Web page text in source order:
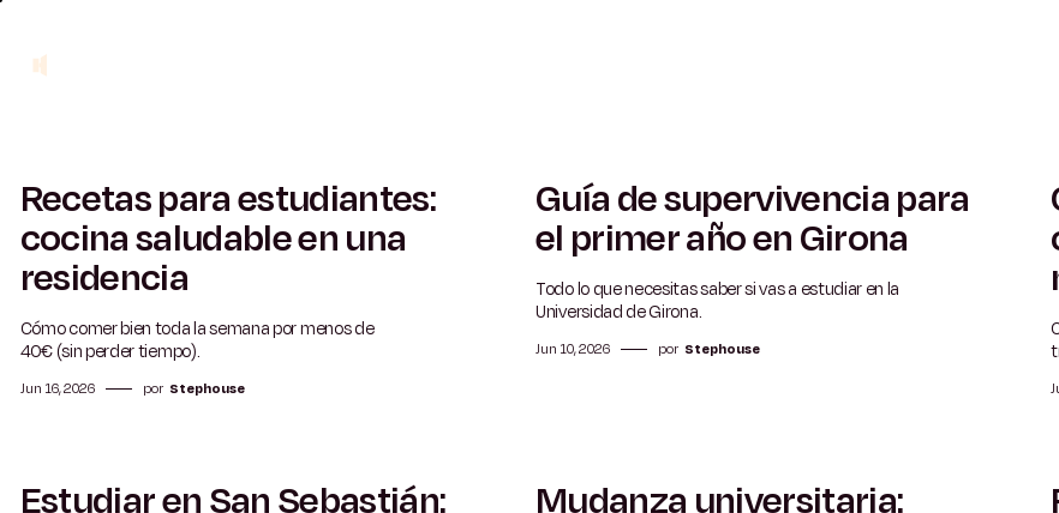
5 min
Recetas para estudiantes:
cocina saludable en una
residencia
Cómo comer bien toda la semana por menos de
40€ (sin perder tiempo).
Jun 16, 2026 por Stephouse
5 min
Guía de supervivencia para
el primer año en Girona
Todo lo que necesitas saber si vas a estudiar en la
Universidad de Girona.
Jun 10, 2026 por Stephouse
Estudiar en San Sebastián: Mudanza universitaria: